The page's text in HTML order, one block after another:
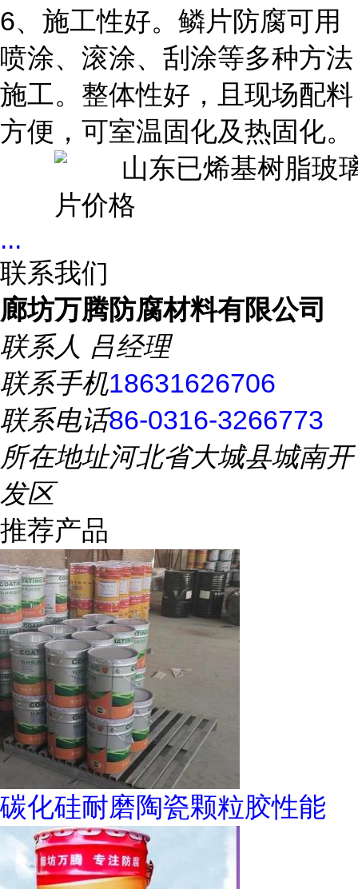
6、施工性好。鳞片防腐可用
喷涂、滚涂、刮涂等多种方法
施工。整体性好，且现场配料
方便，可室温固化及热固化。
...
联系我们
廊坊万腾防腐材料有限公司
联系人 吕经理
联系手机18631626706
联系电话86-0316-3266773
所在地址河北省大城县城南开
发区
推荐产品
碳化硅耐磨陶瓷颗粒胶性能